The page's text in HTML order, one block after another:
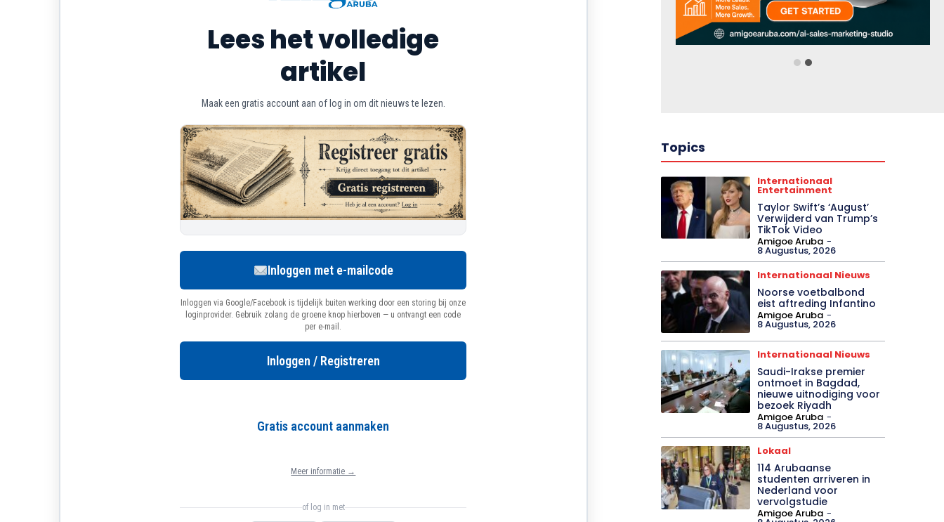
Lees het volledige
artikel
Maak een gratis account aan of log in om dit nieuws te lezen.
Inloggen met e-mailcode
Inloggen via Google/Facebook is tijdelijk buiten werking door een storing bij onze
loginprovider. Gebruik zolang de groene knop hierboven — u ontvangt een code
per e-mail.
Inloggen / Registreren
Gratis account aanmaken
Meer informatie →
of log in met
Topics
Internationaal
Entertainment
Taylor Swift’s ‘August’
Verwijderd van Trump’s
TikTok Video
Amigoe Aruba -
8 Augustus, 2026
Internationaal Nieuws
Noorse voetbalbond
eist aftreding Infantino
Amigoe Aruba -
8 Augustus, 2026
Internationaal Nieuws
Saudi-Irakse premier
ontmoet in Bagdad,
nieuwe uitnodiging voor
bezoek Riyadh
Amigoe Aruba -
8 Augustus, 2026
Lokaal
114 Arubaanse
studenten arriveren in
Nederland voor
vervolgstudie
Amigoe Aruba -